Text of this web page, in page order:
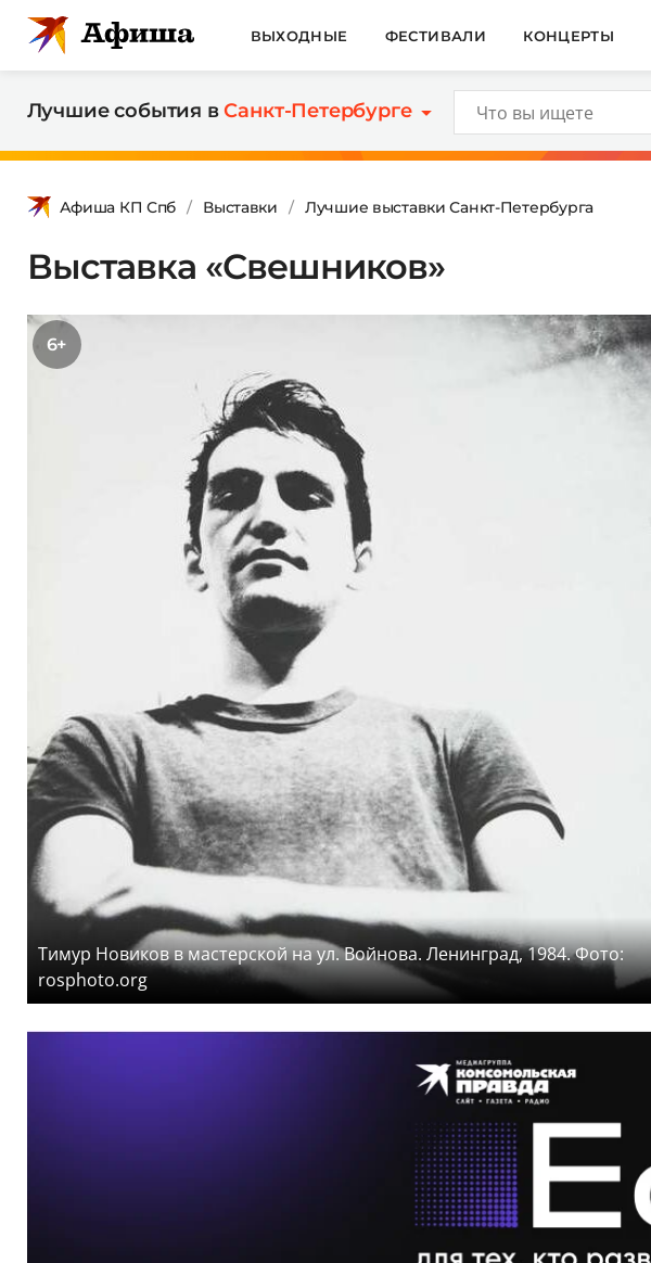
ВЫХОДНЫЕ ФЕСТИВАЛИ КОНЦЕРТЫ
Лучшие события вСанкт-Петербурге
Афиша КП Спб Выставки Лучшие выставки Санкт-Петербурга
Выставка «Свешников»
6+
Тимур Новиков в мастерской на ул. Войнова. Ленинград, 1984. Фото:
rosphoto.org